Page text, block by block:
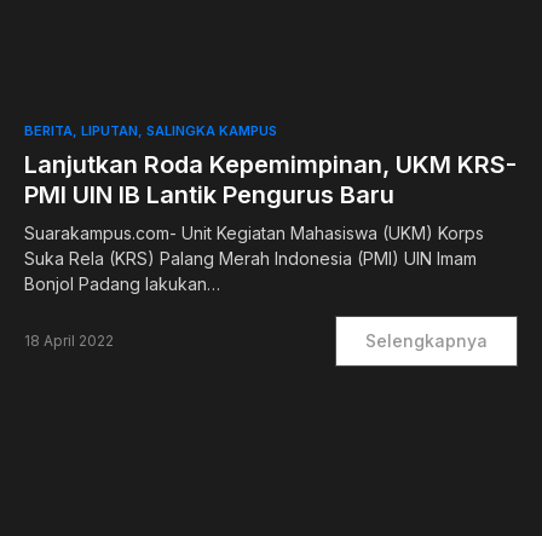
0
BERITA LIPUTAN SALINGKA KAMPUS
Lanjutkan Roda Kepemimpinan, UKM KRS-
PMI UIN IB Lantik Pengurus Baru
Suarakampus.com- Unit Kegiatan Mahasiswa (UKM) Korps
Suka Rela (KRS) Palang Merah Indonesia (PMI) UIN Imam
Bonjol Padang lakukan…
18 April 2022 Selengkapnya